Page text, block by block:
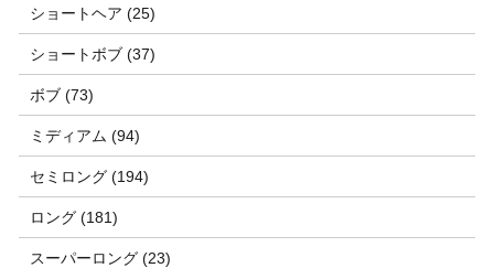
ショートヘア (25)
ショートボブ (37)
ボブ (73)
ミディアム (94)
セミロング (194)
ロング (181)
スーパーロング (23)